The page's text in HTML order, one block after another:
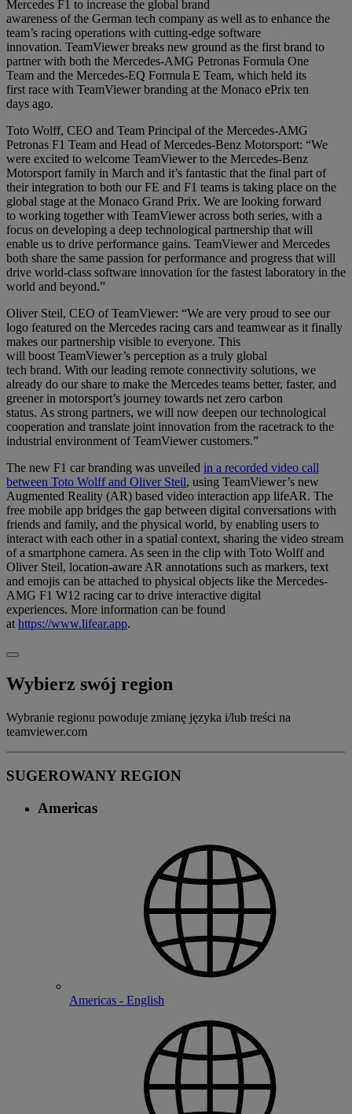
Mercedes F1 to increase the global brand
awareness of the German tech company as well as to enhance the
team’s racing operations with cutting-edge software
innovation. TeamViewer breaks new ground as the first brand to
partner with both the Mercedes-AMG Petronas Formula One
Team and the Mercedes-EQ Formula E Team, which held its
first race with TeamViewer branding at the Monaco ePrix ten
days ago.
Toto Wolff, CEO and Team Principal of the Mercedes-AMG
Petronas F1 Team and Head of Mercedes-Benz Motorsport: “We
were excited to welcome TeamViewer to the Mercedes-Benz
Motorsport family in March and it’s fantastic that the final part of
their integration to both our FE and F1 teams is taking place on the
global stage at the Monaco Grand Prix. We are looking forward
to working together with TeamViewer across both series, with a
focus on developing a deep technological partnership that will
enable us to drive performance gains. TeamViewer and Mercedes
both share the same passion for performance and progress that will
drive world-class software innovation for the fastest laboratory in the
world and beyond.”
Oliver Steil, CEO of TeamViewer: “We are very proud to see our
logo featured on the Mercedes racing cars and teamwear as it finally
makes our partnership visible to everyone. This
will boost TeamViewer’s perception as a truly global
tech brand. With our leading remote connectivity solutions, we
already do our share to make the Mercedes teams better, faster, and
greener in motorsport’s journey towards net zero carbon
status. As strong partners, we will now deepen our technological
cooperation and translate joint innovation from the racetrack to the
industrial environment of TeamViewer customers.”
The new F1 car branding was unveiled in a recorded video call
between Toto Wolff and Oliver Steil, using TeamViewer’s new
Augmented Reality (AR) based video interaction app lifeAR. The
free mobile app bridges the gap between digital conversations with
friends and family, and the physical world, by enabling users to
interact with each other in a spatial context, sharing the video stream
of a smartphone camera. As seen in the clip with Toto Wolff and
Oliver Steil, location-aware AR annotations such as markers, text
and emojis can be attached to physical objects like the Mercedes-
AMG F1 W12 racing car to drive interactive digital
experiences. More information can be found
at https://www.lifear.app.
Wybierz swój region
Wybranie regionu powoduje zmianę języka i/lub treści na
teamviewer.com
SUGEROWANY REGION
Americas
Americas - English